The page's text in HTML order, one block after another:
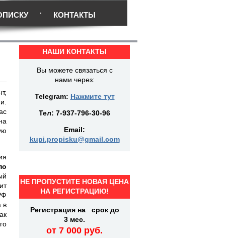
КОНТАКТЫ
в
НАШИ КОНТАКТЫ
Вы можете связаться с
нами через:
Telegram: Нажмите тут
Тел: 7-937-796-30-96
Email:
kupi.propisku@gmail.com
НЕ ПРОПУСТИТЕ НОВАЯ ЦЕНА
НА РЕГИСТРАЦИЮ!
Регистрация на срок до
3 мес.
от 7 000 руб.